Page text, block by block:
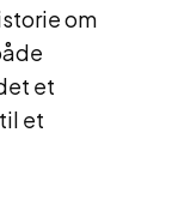
om
et
et